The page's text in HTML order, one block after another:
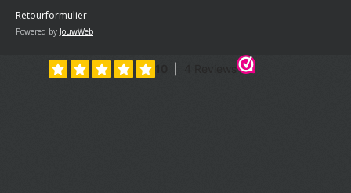
Retourformulier
Powered by JouwWeb